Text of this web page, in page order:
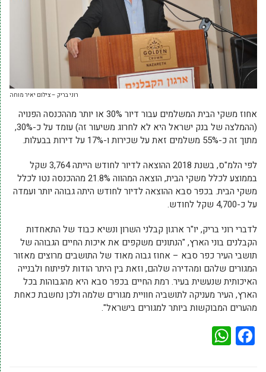
רוני בריק – צילום יאיר מוחה
אחוז משקי הבית המשלמים עבור דיור 30% או יותר מההכנסה הפנויה
(ההמלצה של בנק ישראל היא לא לחרוג משיעור זה) עומד על כ-30%,
מתוך זה כ-55% משלמים זאת על שכירות ו-17% על דירות בבעלות.
לפי הלמ"ס, בשנת 2018 ההוצאה לדיור לחודש הייתה 3,764 שקל
בממוצע לכלל משקי הבית, הוצאה המהווה 21.8% מההכנסה נטו לכלל
משקי הבית. בכפר סבא ההוצאה לדיור לחודש היתה גבוהה יותר ועמדה
על כ-4,700 שקל לחודש.
לדברי רוני בריק, יו"ר ארגון קבלני השרון ונשיא כבוד של התאחדות
הקבלנים בוני הארץ, "הנתונים משקפים את איכות החיים הגבוהה של
תושבי העיר כפר סבא – אחוז גבוה מאוד של התושבים מרוצים מאזור
המגורים שלהם ומהדירה שלהם, וזאת בין היתר הודות לפיתוח ולבנייה
האיכותית שנעשית בעיר. רמת החיים בכפר סבא היא מהגבוהות בכל
הארץ, העיר מעניקה לתושביה חוויית מגורים שלמה ולכן נחשבת כאחת
מהערים המבוקשות ביותר למגורים בישראל".
Facebook